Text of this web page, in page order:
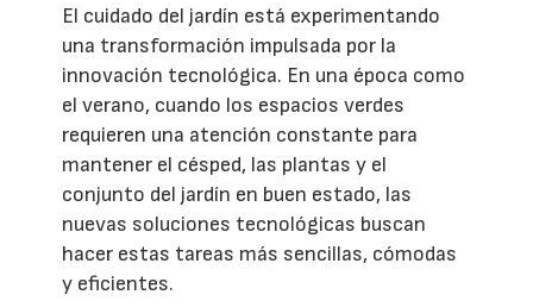
El cuidado del jardín está experimentando
una transformación impulsada por la
innovación tecnológica. En una época como
el verano, cuando los espacios verdes
requieren una atención constante para
mantener el césped, las plantas y el
conjunto del jardín en buen estado, las
nuevas soluciones tecnológicas buscan
hacer estas tareas más sencillas, cómodas
y eficientes.